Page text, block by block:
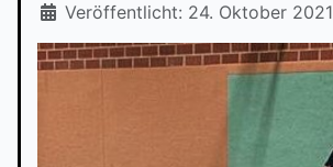
Veröffentlicht: 24. Oktober 2021